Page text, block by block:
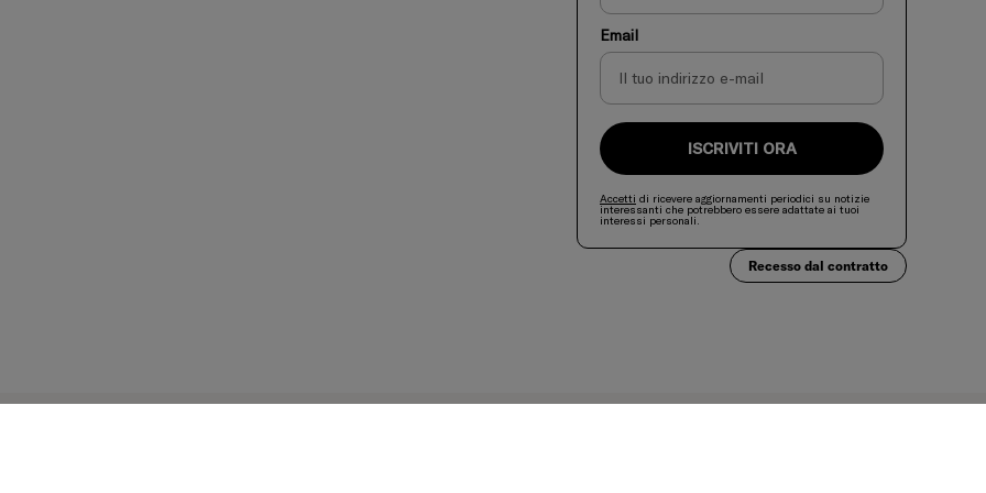
Email
ISCRIVITI ORA
Accetti di ricevere aggiornamenti periodici su notizie
interessanti che potrebbero essere adattate ai tuoi
interessi personali.
Recesso dal contratto